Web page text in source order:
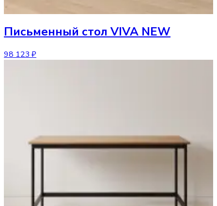
Письменный стол VIVA NEW
98 123 ₽